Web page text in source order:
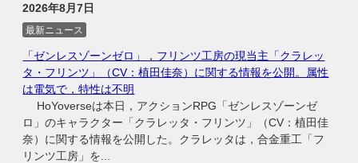
2026年8月7日
最新ニュース
「ゼンレスゾーンゼロ」，フリンツ工房の現当主「クラレッ
タ・フリンツ」（CV：植田佳奈）に関する情報を公開。属性
は電気で，特性は不明
HoYoverseは本日，アクションRPG「ゼンレスゾーンゼ
ロ」のキャラクター「クラレッタ・フリンツ」（CV：植田佳
奈）に関する情報を公開した。クラレッタは，合金重工「フ
リンツ工房」を...